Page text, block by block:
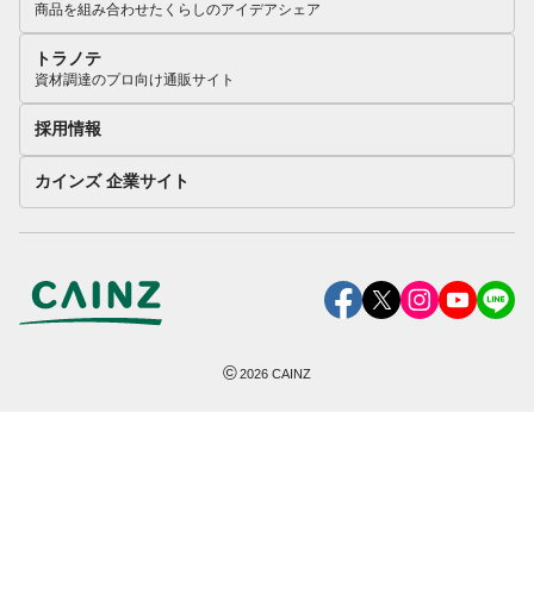
商品を組み合わせたくらしのアイデアシェア
トラノテ
資材調達のプロ向け通販サイト
採用情報
カインズ 企業サイト
©2026 CAINZ